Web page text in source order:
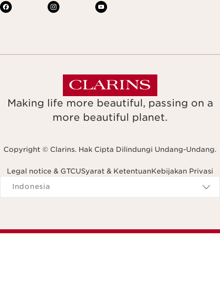
Making life more beautiful, passing on a
more beautiful planet.
Copyright © Clarins. Hak Cipta Dilindungi Undang-Undang.
Legal notice & GTCUSyarat & KetentuanKebijakan Privasi
Navigates to
Indonesia